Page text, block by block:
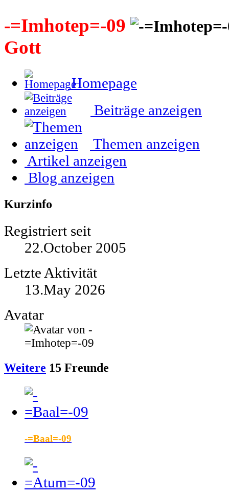
-=Imhotep=-09
Gott
Homepage
Beiträge anzeigen
Themen anzeigen
Artikel anzeigen
Blog anzeigen
Kurzinfo
Registriert seit
22.October 2005
Letzte Aktivität
13.May 2026
Avatar
Weitere 15 Freunde
-=Baal=-09